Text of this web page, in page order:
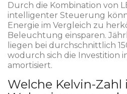
Durch die Kombination von
intelligenter Steuerung
Energie im Vergleich zu
Beleuchtung einsparen.
liegen bei durchschnittlich
wodurch sich die Investition
amortisiert.
Welche Kelvin-Zahl